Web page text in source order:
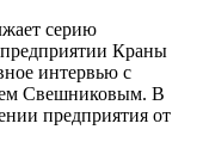
серию
Краны
интервью с
Свешниковым. В
предприятия от